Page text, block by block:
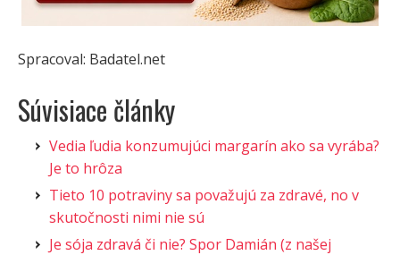
Spracoval: Badatel.net
Súvisiace články
Vedia ľudia konzumujúci margarín ako sa vyrába?
Je to hrôza
Tieto 10 potraviny sa považujú za zdravé, no v
skutočnosti nimi nie sú
Je sója zdravá či nie? Spor Damián (z našej